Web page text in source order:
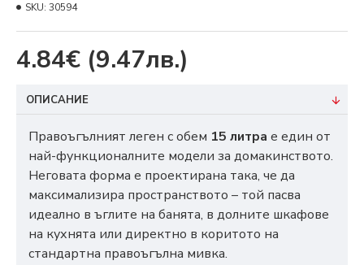
4.84€ (9.47лв.)
SKU: 30594
ОПИСАНИЕ
Правоъгълният леген с обем 15 литра е един от
най-функционалните модели за домакинството.
Неговата форма е проектирана така, че да
максимализира пространството – той пасва
идеално в ъглите на банята, в долните шкафове
на кухнята или директно в коритото на
стандартна правоъгълна мивка.